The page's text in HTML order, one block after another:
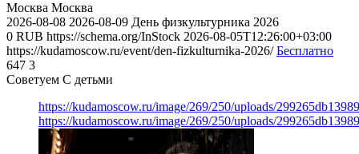
Москва Москва
2026-08-08 2026-08-09 День физкультурника 2026
0 RUB https://schema.org/InStock 2026-08-05T12:26:00+03:00
https://kudamoscow.ru/event/den-fizkulturnika-2026/ Бесплатно
647 3
Советуем С детьми
https://kudamoscow.ru/image/269/250/uploads/
https://kudamoscow.ru/image/269/250/uploads/